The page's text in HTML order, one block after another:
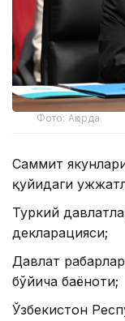
Фото: Ақорда
Саммит
қуйидаги
Туркий
декларацияси;
Давлат
бўйича баёноти;
Ўзбекистон